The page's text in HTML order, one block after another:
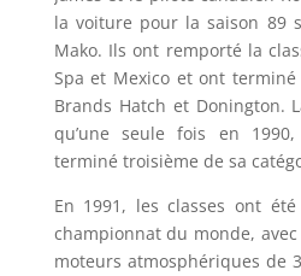
la voiture pour la saison 89
Mako. Ils ont remporté la
Spa et Mexico et ont
Brands Hatch et Donington.
qu’une seule fois en
terminé troisième de sa
En 1991, les classes ont
championnat du monde,
moteurs atmosphériques de